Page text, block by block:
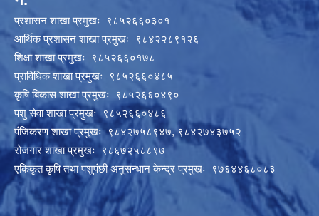
प्रशासन शाखा प्रमुखः ९८५२६६०३०१
आर्थिक प्रशासन शाखा प्रमुखः ९८४२२८९१२६
शिक्षा शाखा प्रमुखः ९८५२६६०१७८
प्राविधिक शाखा प्रमुखः ९८५२६६०४८५
कृषि बिकास शाखा प्रमुखः ९८५२६६०४९०
पशु सेवा शाखा प्रमुखः ९८५२६६०४८६
पंजिकरण शाखा प्रमुखः ९८४२७५८९४७, ९८४२७४३७५२
रोजगार शाखा प्रमुखः ९८६७२५८८९७
एकिकृत कृषि तथा पशुपंछी अनुसन्धान केन्द्र प्रमुखः ९७६४४६८०८३